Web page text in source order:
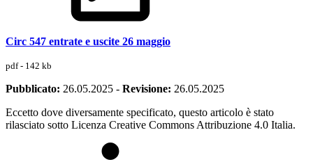
Circ 547 entrate e uscite 26 maggio
pdf - 142 kb
Pubblicato: 26.05.2025 - Revisione: 26.05.2025
Eccetto dove diversamente specificato, questo articolo è stato
rilasciato sotto Licenza Creative Commons Attribuzione 4.0 Italia.